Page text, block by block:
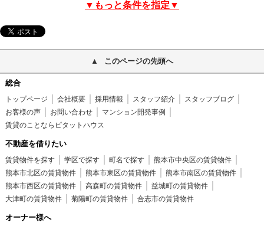
▼もっと条件を指定▼
このページの先頭へ
総合
トップページ 会社概要 採用情報 スタッフ紹介
スタッフブログ
お客様の声
お問い合わせ
マンション開発事例
賃貸のことならピタットハウス
不動産を借りたい
賃貸物件を探す 学区で探す 町名で探す
熊本市中央区の賃貸物件
熊本市北区の賃貸物件
熊本市東区の賃貸物件
熊本市南区の賃貸物件
熊本市西区の賃貸物件
高森町の賃貸物件
益城町の賃貸物件
大津町の賃貸物件
菊陽町の賃貸物件 合志市の賃貸物件
オーナー様へ